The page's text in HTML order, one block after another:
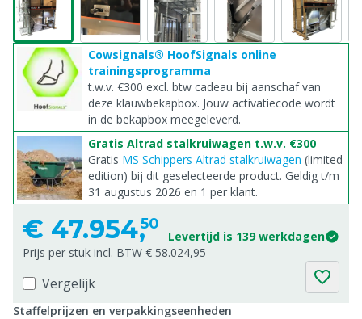
Cowsignals® HoofSignals online
trainingsprogramma
t.w.v. €300 excl. btw cadeau bij aanschaf van
deze klauwbekapbox. Jouw activatiecode wordt
in de bekapbox meegeleverd.
Gratis Altrad stalkruiwagen t.w.v. €300
Gratis MS Schippers Altrad stalkruiwagen (limited
edition) bij dit geselecteerde product. Geldig t/m
31 augustus 2026 en 1 per klant.
€ 47.954,50
Levertijd is 139 werkdagen
Prijs per stuk incl. BTW € 58.024,95
Vergelijk
Staffelprijzen en verpakkingseenheden